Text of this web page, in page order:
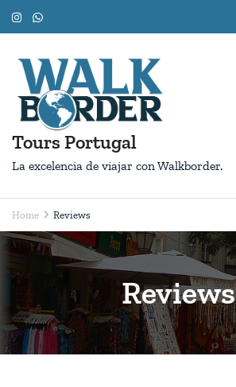
Skip
to
content
(Press
Enter)
Tours Portugal
La excelencia de viajar con Walkborder.
Home Reviews
Reviews